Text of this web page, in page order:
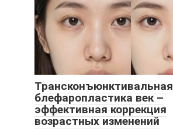
Трансконъюнктивальная
блефаропластика век –
эффективная коррекция
возрастных изменений